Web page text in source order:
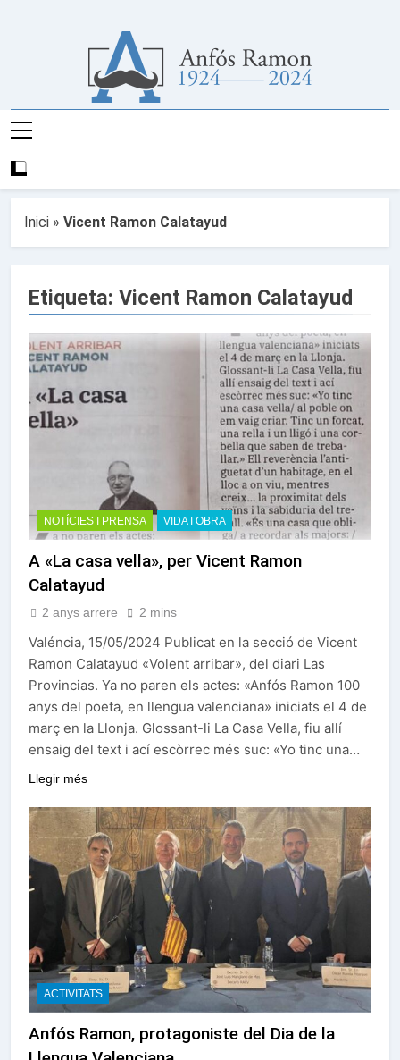
Inici » Vicent Ramon Calatayud
Etiqueta: Vicent Ramon Calatayud
NOTÍCIES I PRENSA VIDA I OBRA
A «La casa vella», per Vicent Ramon
Calatayud
2 anys arrere 2 mins
Valéncia, 15/05/2024 Publicat en la secció de Vicent
Ramon Calatayud «Volent arribar», del diari Las
Provincias. Ya no paren els actes: «Anfós Ramon 100
anys del poeta, en llengua valenciana» iniciats el 4 de
març en la Llonja. Glossant-li La Casa Vella, fiu allí
ensaig del text i ací escòrrec més suc: «Yo tinc una…
Llegir més
ACTIVITATS
Anfós Ramon, protagoniste del Dia de la